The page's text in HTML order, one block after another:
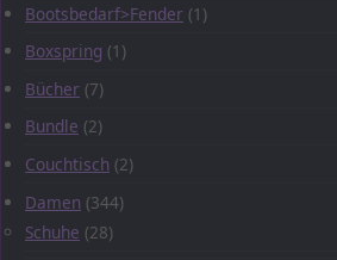
Bootsbedarf>Fender (1)
Boxspring (1)
Bücher (7)
Bundle (2)
Couchtisch (2)
Damen (344)
Schuhe (28)